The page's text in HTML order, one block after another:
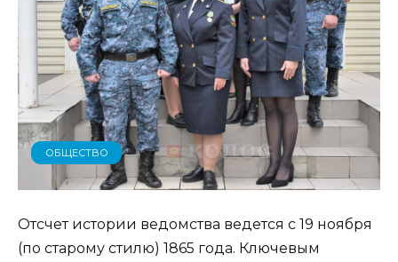
ОБЩЕСТВО
Отсчет истории ведомства ведется с 19 ноября
(по старому стилю) 1865 года. Ключевым